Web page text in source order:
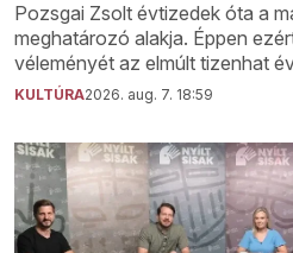
Pozsgai Zsolt évtizedek óta a
meghatározó alakja. Éppen
véleményét az elmúlt tizenhat
KULTÚRA2026. aug. 7. 18:59